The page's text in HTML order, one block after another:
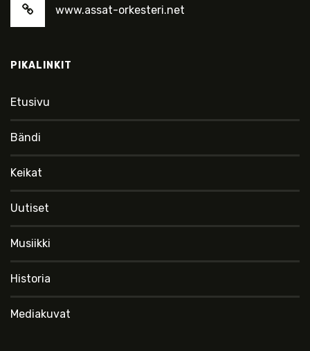
www.assat-orkesteri.net
PIKALINKIT
Etusivu
Bändi
Keikat
Uutiset
Musiikki
Historia
Mediakuvat